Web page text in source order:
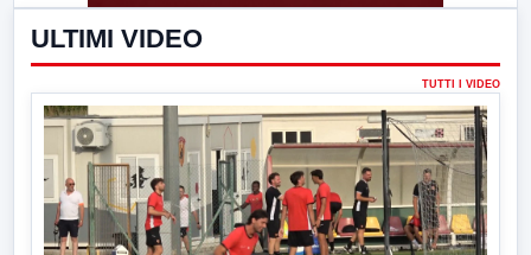
ULTIMI VIDEO
TUTTI I VIDEO